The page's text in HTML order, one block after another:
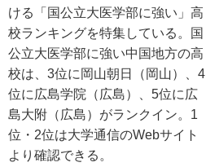
ける「国公立大医学部に強い」高
校ランキングを特集している。国
公立大医学部に強い中国地方の高
校は、3位に岡山朝日（岡山）、4
位に広島学院（広島）、5位に広
島大附（広島）がランクイン。1
位・2位は大学通信のWebサイト
より確認できる。